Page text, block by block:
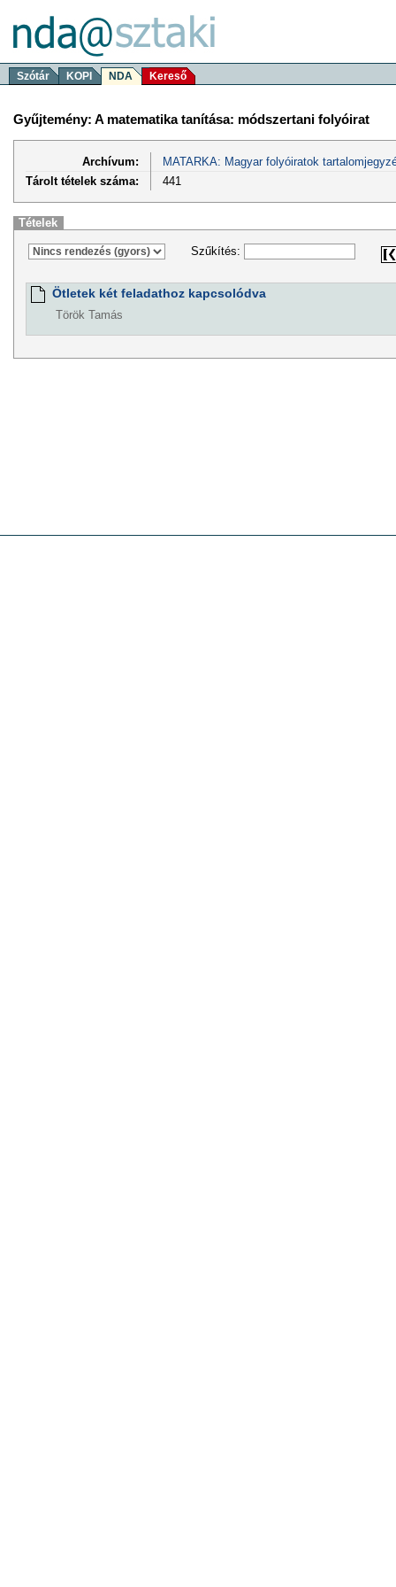
Szótár KOPI NDA Kereső
Gyűjtemény: A matematika tanítása: módszertani folyóirat
Archívum:
MATARKA: Magyar folyóiratok
Tárolt tételek száma:
441
Tételek
Szűkítés:
Ötletek két feladathoz kapcsolódva
Török Tamás